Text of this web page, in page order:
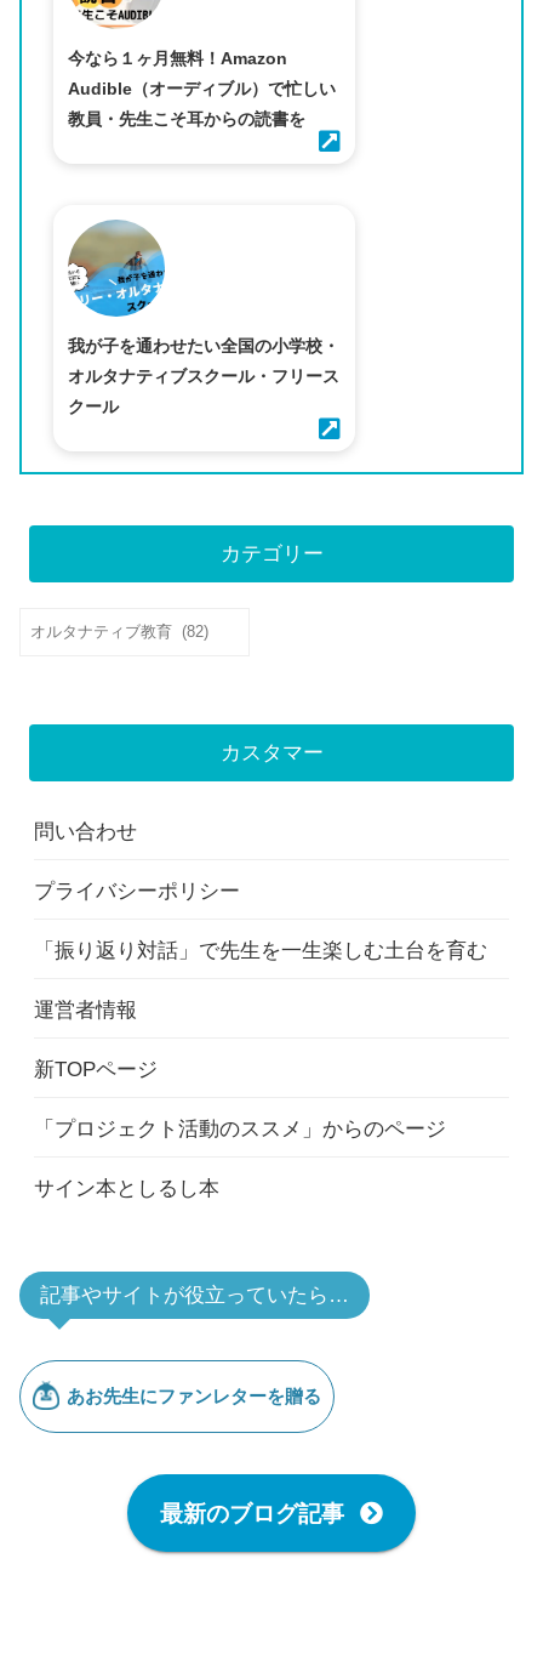
今なら１ヶ月無料！Amazon
Audible（オーディブル）で忙しい
教員・先生こそ耳からの読書を
我が子を通わせたい全国の小学校・
オルタナティブスクール・フリース
クール
カテゴリー
リ
カスタマー
問い合わせ
プライバシーポリシー
「振り返り対話」で先生を一生楽しむ土台を育む
運営者情報
新TOPページ
「プロジェクト活動のススメ」からのページ
サイン本としるし本
記事やサイトが役立っていたら…
最新のブログ記事